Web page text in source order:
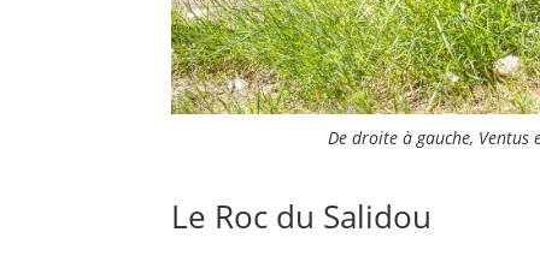
De droite à gauche,
Le Roc du Salidou